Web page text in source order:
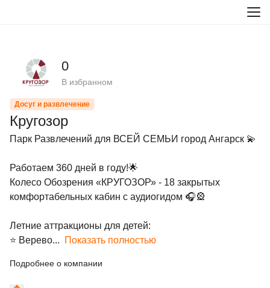
0
В избранном
Досуг и развлечение
Кругозор
Парк Развлечений для ВСЕЙ СЕМЬИ город Ангарск 💫
Работаем 360 дней в году!🌟
Колесо Обозрения «КРУГОЗОР» - 18 закрытых
комфортабельных кабин с аудиогидом 🎧🎡
Летние аттракционы для детей:
⭐️ Верево... Показать полностью
Подробнее о компании